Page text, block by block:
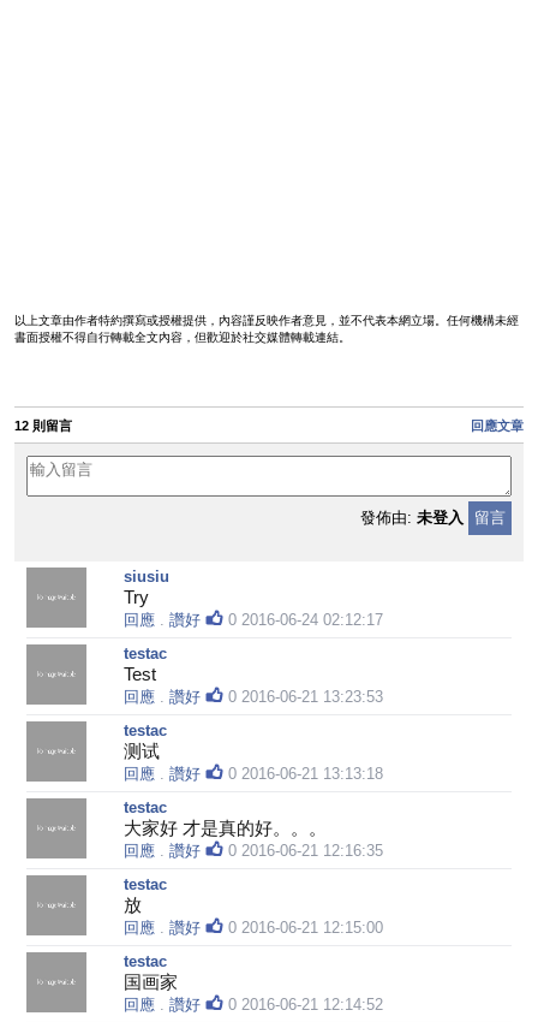
以上文章由作者特約撰寫或授權提供，內容謹反映作者意見，並不代表本網立場。任何機構未經
書面授權不得自行轉載全文內容，但歡迎於社交媒體轉載連結。
12 則留言 回應文章
發佈由: 未登入 留言
siusiu
Try
回應. 讚好 0 2016-06-24 02:12:17
testac
Test
回應. 讚好 0 2016-06-21 13:23:53
testac
测试
回應. 讚好 0 2016-06-21 13:13:18
testac
大家好 才是真的好。。。
回應. 讚好 0 2016-06-21 12:16:35
testac
放
回應. 讚好 0 2016-06-21 12:15:00
testac
国画家
回應. 讚好 0 2016-06-21 12:14:52